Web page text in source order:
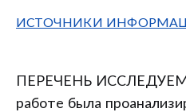
ИСТОЧНИКИ
ПЕРЕЧЕНЬ
работе была